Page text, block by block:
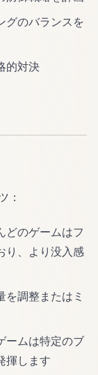
グのバランスを
的対決
：
どのゲームはフ
り、より没入感
を調整またはミ
ームは特定のブ
揮します